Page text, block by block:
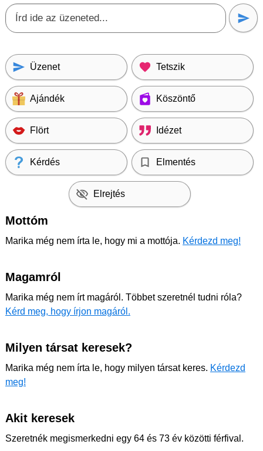
Üzenet Tetszik
Ajándék Köszöntő
Flört Idézet
Kérdés Elmentés
Elrejtés
Mottóm
Marika még nem írta le, hogy mi a mottója. Kérdezd meg!
Magamról
Marika még nem írt magáról. Többet szeretnél tudni róla?
Kérd meg, hogy írjon magáról.
Milyen társat keresek?
Marika még nem írta le, hogy milyen társat keres. Kérdezd
meg!
Akit keresek
Szeretnék megismerkedni egy 64 és 73 év közötti férfival.